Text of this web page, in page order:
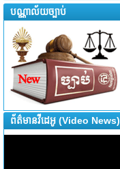
បណ្ណាល័យច្បាប់
ព័ត៌មានវីដេអូ (Video News)